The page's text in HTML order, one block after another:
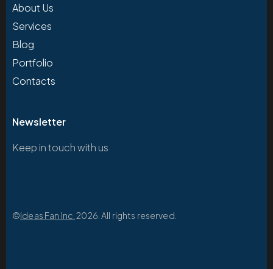
About Us
Services
Blog
Portfolio
Contacts
Newsletter
Keep in touch with us
©Ideas Fan Inc. 2026. All rights reserved.